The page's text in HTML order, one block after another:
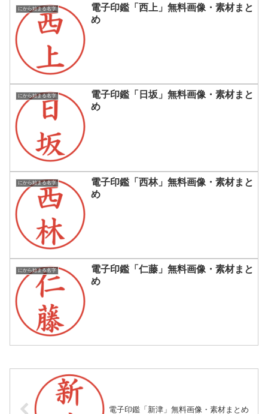
にから始まる名字
電子印鑑「西上」無料画像・素材まと
め
にから始まる名字
電子印鑑「日坂」無料画像・素材まと
め
にから始まる名字
電子印鑑「西林」無料画像・素材まと
め
にから始まる名字
電子印鑑「仁藤」無料画像・素材まと
め
電子印鑑「新津」無料画像・素材まとめ